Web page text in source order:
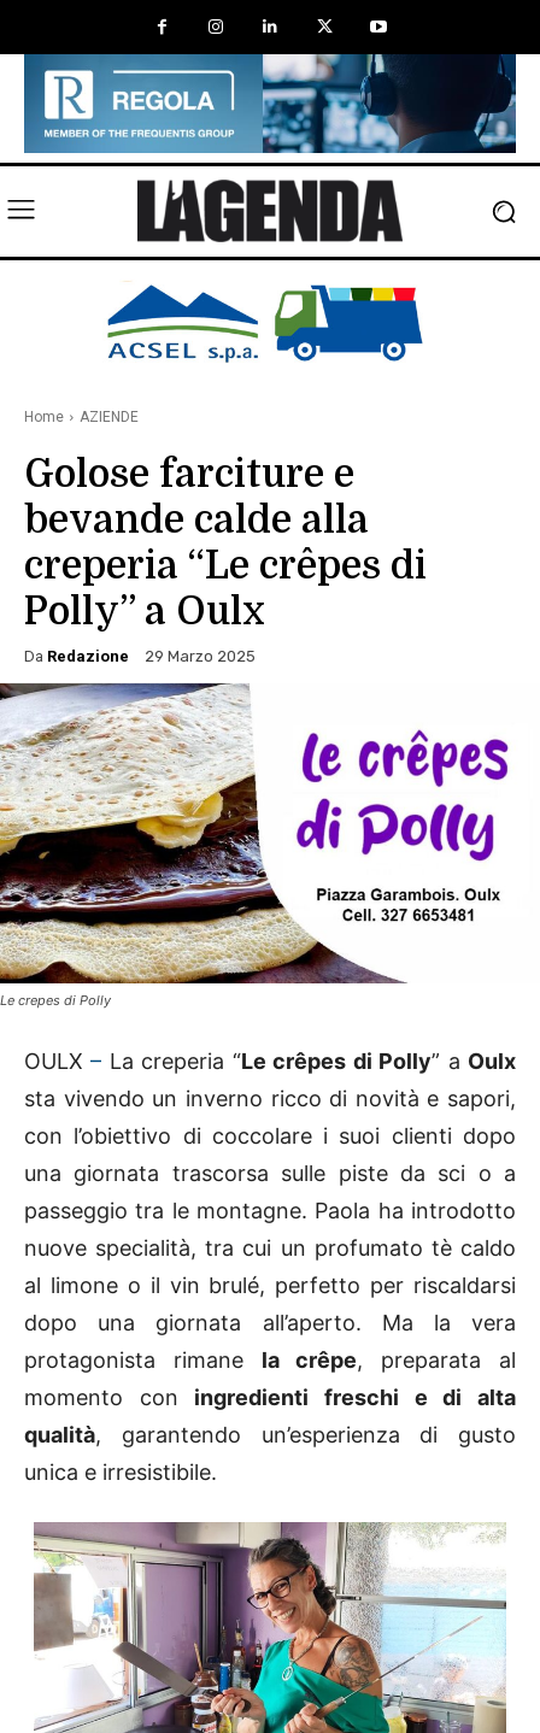
Home AZIENDE
Golose farciture e
bevande calde alla
creperia “Le crêpes di
Polly” a Oulx
Da Redazione 29 Marzo 2025
Le crepes di Polly
OULX– La creperia “Le crêpes di Polly” a Oulx
sta vivendo un inverno ricco di novità e sapori,
con l’obiettivo di coccolare i suoi clienti dopo
una giornata trascorsa sulle piste da sci o a
passeggio tra le montagne. Paola ha introdotto
nuove specialità, tra cui un profumato tè caldo
al limone o il vin brulé, perfetto per riscaldarsi
dopo una giornata all’aperto. Ma la vera
protagonista rimane la crêpe, preparata al
momento con ingredienti freschi e di alta
qualità, garantendo un’esperienza di gusto
unica e irresistibile.